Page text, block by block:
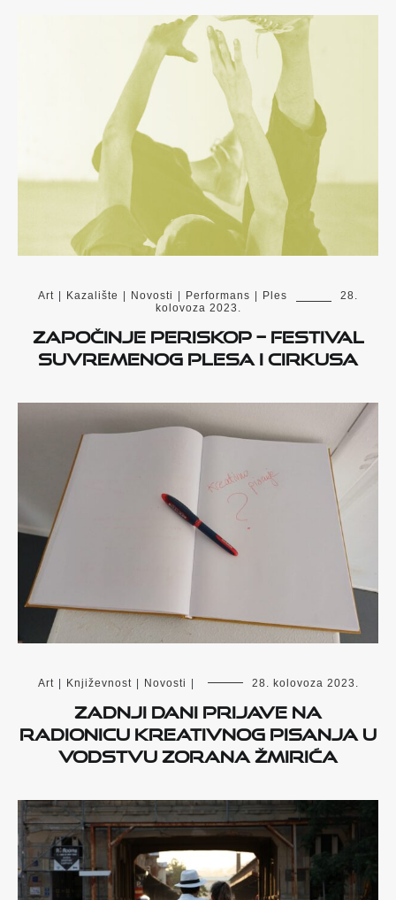
Art | Kazalište | Novosti | Performans | Ples
28.
kolovoza 2023.
Započinje PERISKOP – festival
suvremenog plesa i cirkusa
Art | Književnost | Novosti | 28. kolovoza 2023.
Zadnji dani prijave na
radionicu kreativnog pisanja u
vodstvu Zorana Žmirića